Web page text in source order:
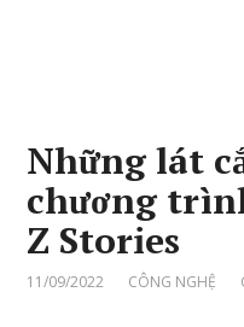
Những lát
chương
Z Stories
11/09/2022 CÔNG NGHỆ